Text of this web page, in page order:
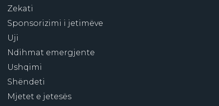
Zekati
Sponsorizimi i jetimëve
Uji
Ndihmat emergjente
Ushqimi
Shëndeti
Mjetet e jetesës